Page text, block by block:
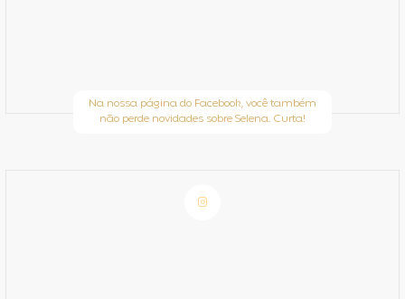
Na nossa página do Facebook, você também
não perde novidades sobre Selena. Curta!